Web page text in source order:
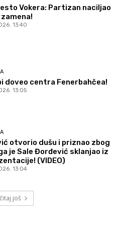
Vokera: Partizan naciljao
zamena!
13:40
doveo centra Fenerbahčea!
13:05
otvorio dušu i priznao zbog
je Sale Đorđević sklanjao iz
(VIDEO)
13:04
još